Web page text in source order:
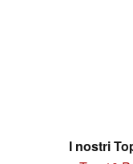
I nostri